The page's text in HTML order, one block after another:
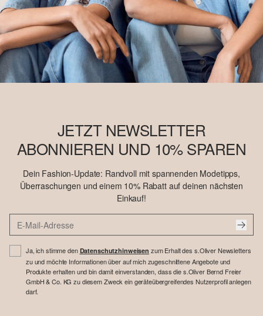
JETZT NEWSLETTER
ABONNIEREN UND 10% SPAREN
Dein Fashion-Update: Randvoll mit spannenden Modetipps,
Überraschungen und einem 10% Rabatt auf deinen nächsten
Einkauf!
Ja, ich stimme den Datenschutzhinweisen zum Erhalt des s.Oliver Newsletters
zu und möchte Informationen über auf mich zugeschnittene Angebote und
Produkte erhalten und bin damit einverstanden, dass die s.Oliver Bernd Freier
GmbH & Co. KG zu diesem Zweck ein geräteübergreifendes Nutzerprofil anlegen
darf.